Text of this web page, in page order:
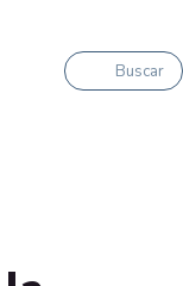
Buscar